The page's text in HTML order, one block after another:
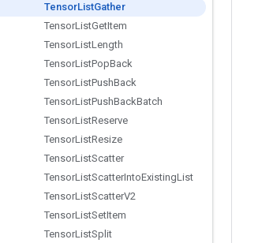
TensorListGather
TensorListGetItem
TensorListLength
TensorListPopBack
TensorListPushBack
TensorListPushBackBatch
TensorListReserve
TensorListResize
TensorListScatter
TensorListScatterIntoExistingList
TensorListScatterV2
TensorListSetItem
TensorListSplit